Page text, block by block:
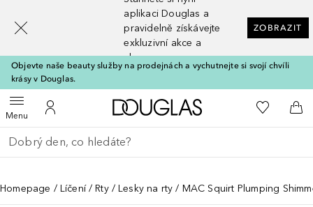
aplikaci Douglas a
pravidelně získávejte
exkluzivní akce a
slevy
ZOBRAZIT
Objevte naše beauty služby na prodejnách a vychutnejte si svojí chvíli
krásy v Douglas.
MenuOtevřít menuK mému účtu
Domů K mému
Do
Vraťte se
Proveďte vyhledávání
Homepage Líčení Rty Lesky na rty MAC Squirt Plumping
[navigation.slideout.screenreader]